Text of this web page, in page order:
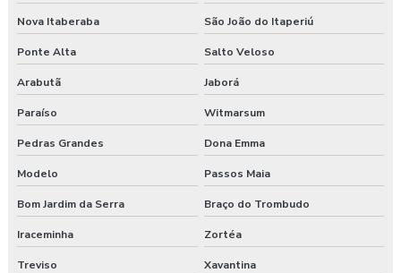
Nova Itaberaba São João do Itaperiú
Ponte Alta Salto Veloso
Arabutã Jaborá
Paraíso Witmarsum
Pedras Grandes Dona Emma
Modelo Passos Maia
Bom Jardim da Serra Braço do Trombudo
Iraceminha Zortéa
Treviso Xavantina